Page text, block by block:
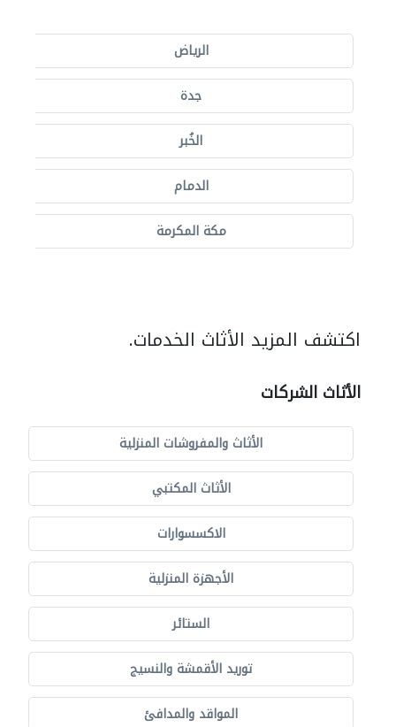
الرياض
جدة
الخُبر
الدمام
مكة المكرمة
اكتشف المزيد الأثاث الخدمات.
الأثاث الشركات
الأثاث والمفروشات المنزلية
الأثاث المكتبي
الاكسسوارات
الأجهزة المنزلية
الستائر
توريد الأقمشة والنسيج
المواقد والمدافئ